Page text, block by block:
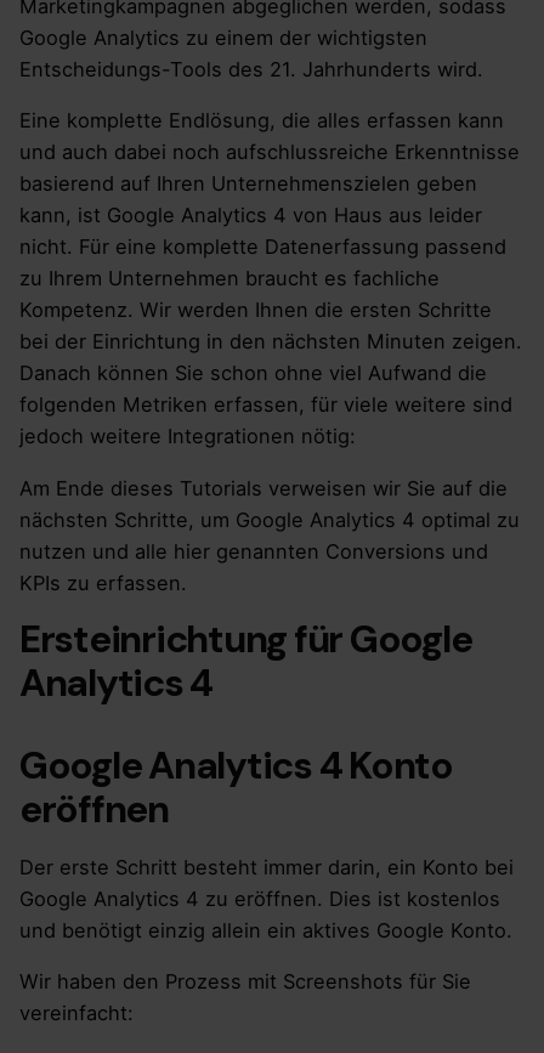
Marketingkampagnen abgeglichen werden, sodass
Google Analytics zu einem der wichtigsten
Entscheidungs-Tools des 21. Jahrhunderts wird.
Eine komplette Endlösung, die alles erfassen kann
und auch dabei noch aufschlussreiche Erkenntnisse
basierend auf Ihren Unternehmenszielen geben
kann, ist Google Analytics 4 von Haus aus leider
nicht. Für eine komplette Datenerfassung passend
zu Ihrem Unternehmen braucht es fachliche
Kompetenz. Wir werden Ihnen die ersten Schritte
bei der Einrichtung in den nächsten Minuten zeigen.
Danach können Sie schon ohne viel Aufwand die
folgenden Metriken erfassen, für viele weitere sind
jedoch weitere Integrationen nötig:
Am Ende dieses Tutorials verweisen wir Sie auf die
nächsten Schritte, um Google Analytics 4 optimal zu
nutzen und alle hier genannten Conversions und
KPIs zu erfassen.
Ersteinrichtung für Google
Analytics 4
Google Analytics 4 Konto
eröffnen
Der erste Schritt besteht immer darin, ein Konto bei
Google Analytics 4 zu eröffnen. Dies ist kostenlos
und benötigt einzig allein ein aktives Google Konto.
Wir haben den Prozess mit Screenshots für Sie
vereinfacht: